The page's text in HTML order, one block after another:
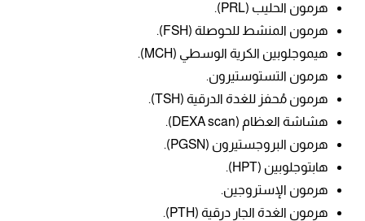
هرمون الحليب (PRL).
هرمون المنشط للحوصلة (FSH).
هيموجلوبين الكرية الوسطي (MCH).
هرمون التستوستيرون.
هرمون مُحفز للغدة الدرقية (TSH).
هشاشة العظام (DEXA scan).
هرمون البروجستيرون (PGSN).
هابتوجلوبين (HPT).
هرمون الإستروجين.
هرمون الغدة الجار درقية (PTH).